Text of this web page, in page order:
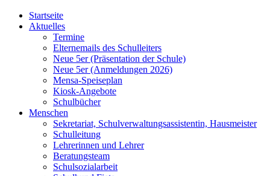
Startseite
Aktuelles
Termine
Elternemails des Schulleiters
Neue 5er (Präsentation der Schule)
Neue 5er (Anmeldungen 2026)
Mensa-Speiseplan
Kiosk-Angebote
Schulbücher
Menschen
Sekretariat, Schulverwaltungsassistentin, Hausmeister
Schulleitung
Lehrerinnen und Lehrer
Beratungsteam
Schulsozialarbeit